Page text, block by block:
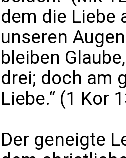
dem die Liebe
unseren
bleiben
drei; doch am
Liebe.“ (1 Kor
Der geneigte